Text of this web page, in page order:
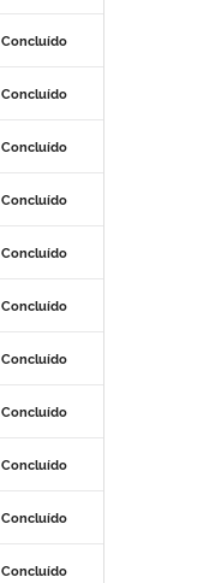
Concluído
Concluído
Concluído
Concluído
Concluído
Concluído
Concluído
Concluído
Concluído
Concluído
Concluído